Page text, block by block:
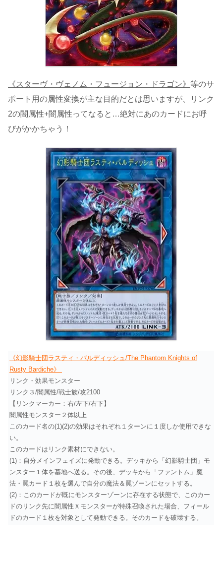
《スターヴ・ヴェノム・フュージョン・ドラゴン》 等のサ
ポート用の属性変換が主な目的だとは思いますが、リンク
2の闇属性+闇属性ってなると…絶対にあのカードにお呼
びがかかちゃう！
《幻影騎士団ラスティ・バルディッシュ/The Phantom Knights of
Rusty Bardiche》
リンク・効果モンスター
リンク３/闇属性/戦士族/攻2100
【リンクマーカー：右/左下/右下】
闇属性モンスター２体以上
このカード名の(1)(2)の効果はそれぞれ１ターンに１度しか使用できな
い。
このカードはリンク素材にできない。
(1)：自分メインフェイズに発動できる。デッキから「幻影騎士団」モ
ンスター１体を墓地へ送る。その後、デッキから「ファントム」魔
法・罠カード１枚を選んで自分の魔法＆罠ゾーンにセットする。
(2)：このカードが既にモンスターゾーンに存在する状態で、このカー
ドのリンク先に闇属性Ｘモンスターが特殊召喚された場合、フィール
ドのカード１枚を対象として発動できる。そのカードを破壊する。